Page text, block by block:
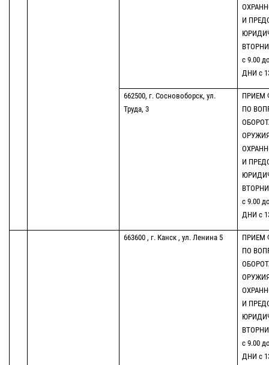
И
с 9.00
ДНИ с
662500, г. Сосновоборск, ул.
Труда, 3
ПРИЕМ
ПО
И
с 9.00
ДНИ с
663600 , г. Канск , ул. Ленина 5
ПРИЕМ
ПО
И
с 9.00
ДНИ с